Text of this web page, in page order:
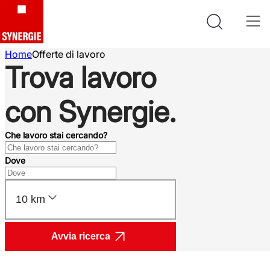
HomeOfferte di lavoro
Trova lavoro
con Synergie.
Che lavoro stai cercando?
Dove
10 km
Avvia ricerca